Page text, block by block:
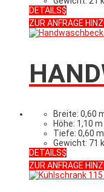
DETAILS
ZUR ANFRAGE
Breite: 0,60
Höhe: 1,10 m
Tiefe: 0,60 m
Gewicht: 71
DETAILS
ZUR ANFRAGE